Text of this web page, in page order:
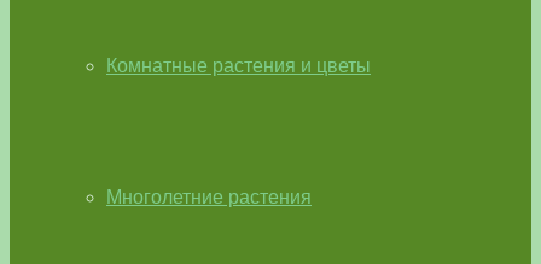
Комнатные растения и цветы
Многолетние растения